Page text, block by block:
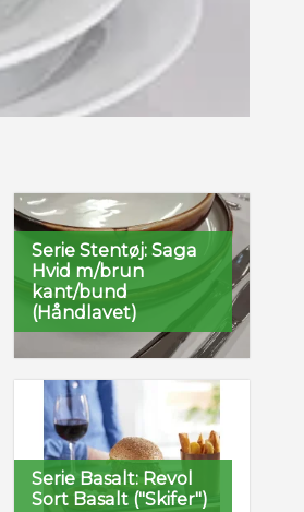
Serie Stentøj: Saga
Hvid m/brun
kant/bund
(Håndlavet)
Serie Basalt: Revol
Sort Basalt ("Skifer")